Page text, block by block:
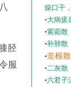
胫
服
燥口干
•大病瘥
•紫菀散
•补肺散
•韭根散
•二灰散
•六君子